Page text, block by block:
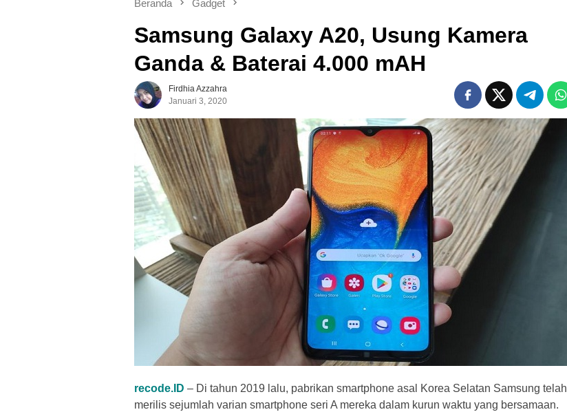
Beranda Gadget
Samsung Galaxy A20, Usung Kamera
Ganda & Baterai 4.000 mAH
Firdhia Azzahra
Januari 3, 2020
recode.ID – Di tahun 2019 lalu, pabrikan smartphone asal Korea Selatan Samsung telah
merilis sejumlah varian smartphone seri A mereka dalam kurun waktu yang bersamaan.